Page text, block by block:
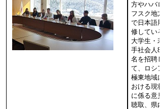
方やハバロ
フスク地方
で日本語履
修している
大学生・若
手社会人8
名を招聘し
て、ロシア
極東地域に
おける現状
に係る意見
聴取、県内